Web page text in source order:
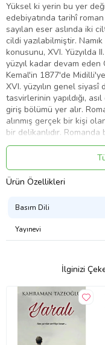
Yüksel ki yerin bu yer
edebiyatında tarihî
sayılan eser aslında iki
cildi yazılabilmiştir.
konusunu, XVI. Yüzyılda
yüzyıl kadar devam eden
Kemal'in 1877'de
XVI. yüzyılın genel siyasî
tasvirlerinin yapıldığı,
giriş bölümü yer alır.
alınmış gerçek bir kişi
bir delikanlıdır.
yetişmesi, özellikleri ve
yanında bu savaşlarda
kurtarması sırasında
Namık Kemal burada,
bilgisini ortaya koymak
gösterdiği
çeker ve takdirini
esir düşen ve Kazvin
macerası ele alınır.
Ürün Adı: Cezmi (Eksiksiz,
Ürün Özellikleri
Basım Dili
Yayınevi
İlginizi